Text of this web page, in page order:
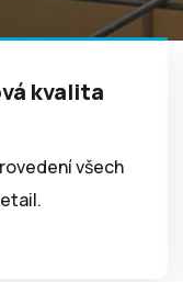
kvalita
všech